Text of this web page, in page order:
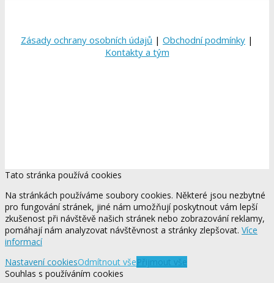
Zásady ochrany osobních údajů | Obchodní podmínky |
Kontakty a tým
Tato stránka používá cookies
Na stránkách používáme soubory cookies. Některé jsou nezbytné
pro fungování stránek, jiné nám umožňují poskytnout vám lepší
zkušenost při návštěvě našich stránek nebo zobrazování reklamy,
pomáhají nám analyzovat návštěvnost a stránky zlepšovat. Více
informací
Nastavení cookiesOdmítnout všePřijmout vše
Souhlas s používáním cookies